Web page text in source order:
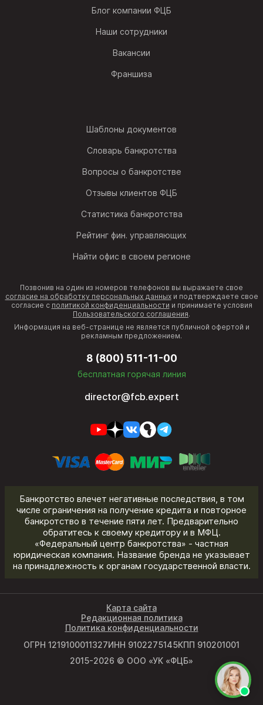
Блог компании ФЦБ
Наши сотрудники
Вакансии
Франшиза
Шаблоны документов
Словарь банкротства
Вопросы о банкротстве
Отзывы клиентов ФЦБ
Статистика банкротства
Рейтинг фин. управляющих
Найти офис в своем регионе
Позвонив на один из номеров телефонов вы выражаете свое
согласие на обработку персональных данныхи подтверждаете свое
согласие с политикой конфиденциальности и принимаете условия
Пользовательского соглашения.
Информация на веб-странице не является публичной офертой и
рекламным предложением.
8 (800) 511-11-00
бесплатная горячая линия
director@fcb.expert
Банкротство влечет негативные последствия, в том
числе ограничения на получение кредита и повторное
банкротство в течение пяти лет. Предварительно
обратитесь к своему кредитору и в МФЦ.
«Федеральный центр банкротства» - частная
юридическая компания. Название бренда не указывает
на принадлежность к органам государственной власти.
ОГРН 1219100011327ИНН 9102275145КПП 910201001
2015-2026 © ООО «УК «ФЦБ»
Карта сайта
Редакционная политика
Политика конфиденциальности